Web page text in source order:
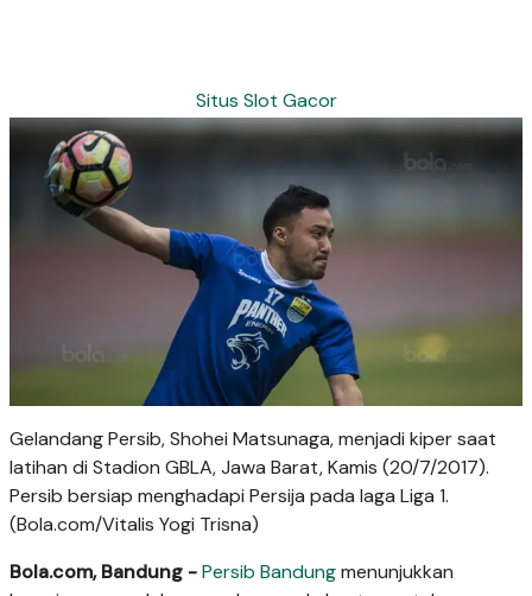
Situs Slot Gacor
Gelandang Persib, Shohei Matsunaga, menjadi kiper saat
latihan di Stadion GBLA, Jawa Barat, Kamis (20/7/2017).
Persib bersiap menghadapi Persija pada laga Liga 1.
(Bola.com/Vitalis Yogi Trisna)
Bola.com, Bandung -Persib Bandungmenunjukkan